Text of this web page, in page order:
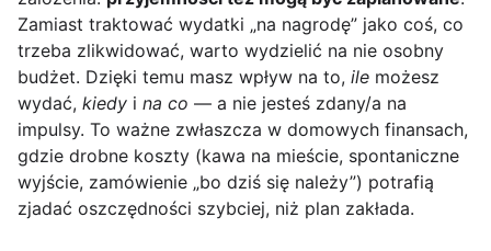
Zamiast traktować wydatki „na nagrodę” jako coś, co
trzeba zlikwidować, warto wydzielić na nie osobny
budżet. Dzięki temu masz wpływ na to, ile możesz
wydać, kiedy i na co — a nie jesteś zdany/a na
impulsy. To ważne zwłaszcza w domowych finansach,
gdzie drobne koszty (kawa na mieście, spontaniczne
wyjście, zamówienie „bo dziś się należy”) potrafią
zjadać oszczędności szybciej, niż plan zakłada.